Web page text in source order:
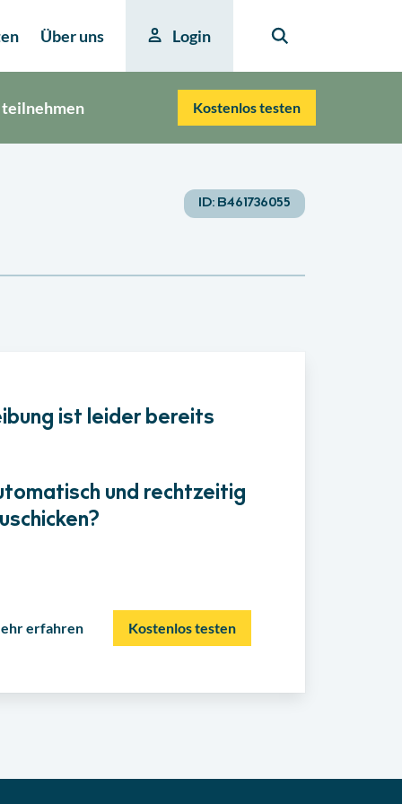
Über uns Login
teilnehmen Kostenlos testen
ID: B461736055
ist leider bereits
und rechtzeitig
erfahren Kostenlos testen